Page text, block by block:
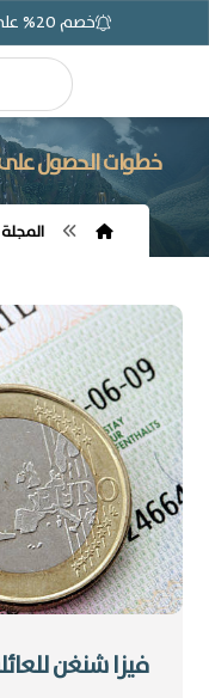
خصم 20% على بكجات شهر العسل
خطوات الحصول
فيزا شنغن